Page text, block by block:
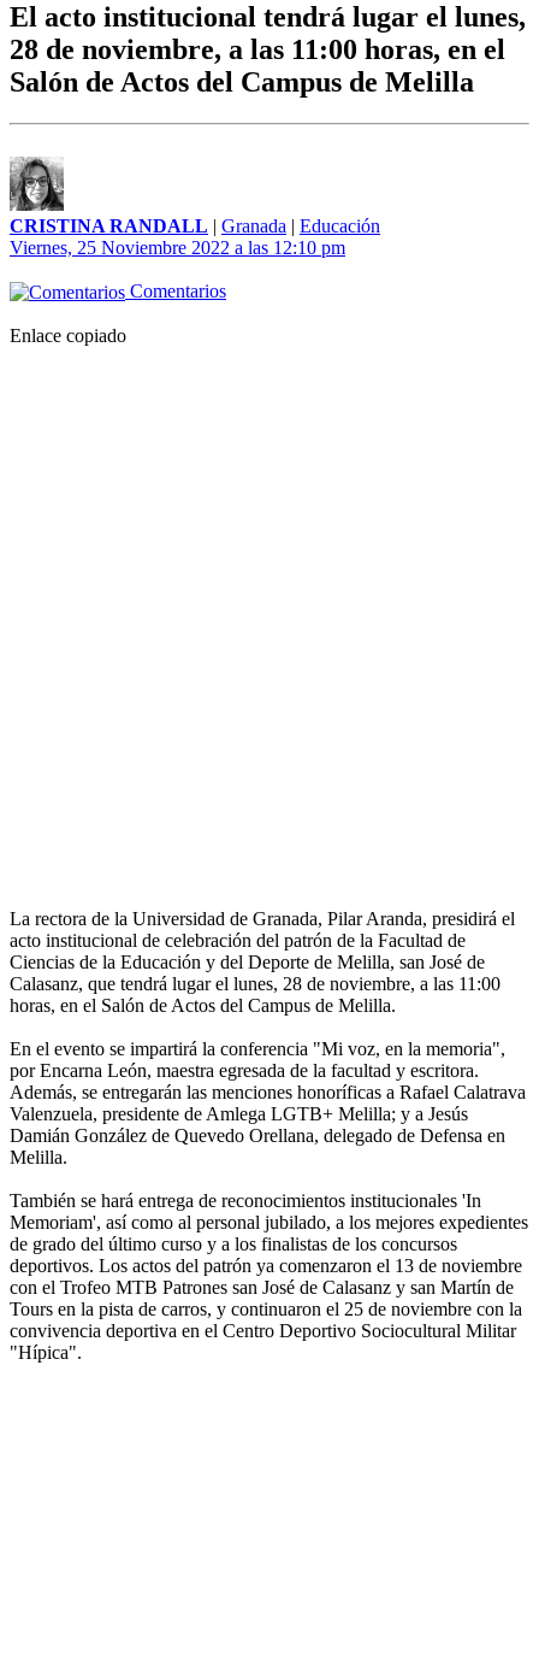
El acto institucional tendrá lugar el lunes,
28 de noviembre, a las 11:00 horas, en el
Salón de Actos del Campus de Melilla
CRISTINA RANDALL | Granada | Educación
Viernes, 25 Noviembre 2022 a las 12:10 pm
Comentarios
Enlace copiado
La rectora de la Universidad de Granada, Pilar Aranda, presidirá el
acto institucional de celebración del patrón de la Facultad de
Ciencias de la Educación y del Deporte de Melilla, san José de
Calasanz, que tendrá lugar el lunes, 28 de noviembre, a las 11:00
horas, en el Salón de Actos del Campus de Melilla.
En el evento se impartirá la conferencia "Mi voz, en la memoria",
por Encarna León, maestra egresada de la facultad y escritora.
Además, se entregarán las menciones honoríficas a Rafael Calatrava
Valenzuela, presidente de Amlega LGTB+ Melilla; y a Jesús
Damián González de Quevedo Orellana, delegado de Defensa en
Melilla.
También se hará entrega de reconocimientos institucionales 'In
Memoriam', así como al personal jubilado, a los mejores expedientes
de grado del último curso y a los finalistas de los concursos
deportivos. Los actos del patrón ya comenzaron el 13 de noviembre
con el Trofeo MTB Patrones san José de Calasanz y san Martín de
Tours en la pista de carros, y continuaron el 25 de noviembre con la
convivencia deportiva en el Centro Deportivo Sociocultural Militar
"Hípica".